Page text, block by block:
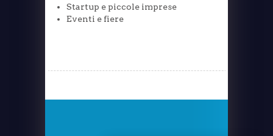
Startup e piccole imprese
Eventi e fiere